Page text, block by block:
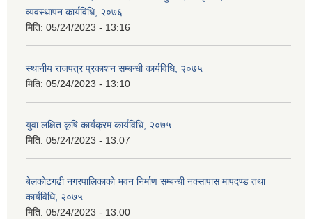
व्यवस्थापन कार्यविधि, २०७६
मिति: 05/24/2023 - 13:16
स्थानीय राजपत्र प्रकाशन सम्बन्धी कार्यविधि, २०७५
मिति: 05/24/2023 - 13:10
युवा लक्षित कृषि कार्यक्रम कार्यविधि, २०७५
मिति: 05/24/2023 - 13:07
बेलकोटगढी नगरपालिकाको भवन निर्माण सम्बन्धी नक्सापास मापदण्ड तथा
कार्यविधि, २०७५
मिति: 05/24/2023 - 13:00